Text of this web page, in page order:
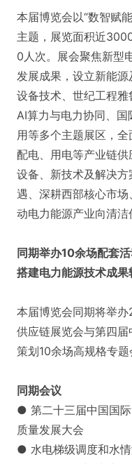
本届博览会以“数智赋
主题，展览面积近
0人次。展会聚焦新型
发展成果，设立新能
设备技术、世纪工程雅
AI算力与电力协同、
用等多个主题展区，全
配电、用电等产业链
设备、新技术及解决
遇、深耕西部核心市
动电力能源产业向清洁
同期举办10余场配套
搭建电力能源技术成果
本届博览会同期将举
供应链展览会与第四
策划10余场高规格专
同期会议
● 第二十三届中国国
质量发展大会
● 水电梯级调度和水